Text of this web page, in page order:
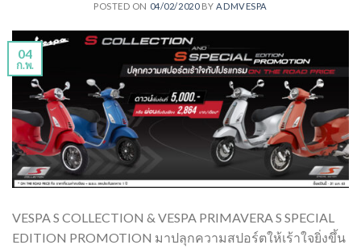
POSTED ON 04/02/2020BY ADMVESPA
04
ก.พ.
VESPA S COLLECTION & VESPA PRIMAVERA S SPECIAL
EDITION PROMOTION มาปลุกความสปอร์ตให้เร้าใจยิ่งขึ้น